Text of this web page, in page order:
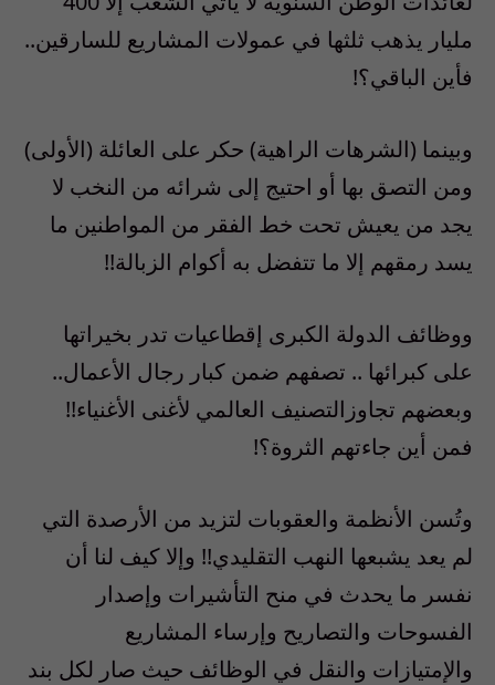
مليار يذهب ثلثها في عمولات المشاريع للسارقين..
فأين الباقي؟!
وبينما (الشرهات الراهية) حكر على العائلة (الأولى)
ومن التصق بها أو احتيج إلى شرائه من النخب لا
يجد من يعيش تحت خط الفقر من المواطنين ما
يسد رمقهم إلا ما تتفضل به أكوام الزبالة!!
ووظائف الدولة الكبرى إقطاعيات تدر بخيراتها
على كبرائها .. تصفهم ضمن كبار رجال الأعمال..
وبعضهم تجاوزالتصنيف العالمي لأغنى الأغنياء!!
فمن أين جاءتهم الثروة؟!
وتُسن الأنظمة والعقوبات لتزيد من الأرصدة التي
لم يعد يشبعها النهب التقليدي!! وإلا كيف لنا أن
نفسر ما يحدث في منح التأشيرات وإصدار
الفسوحات والتصاريح وإرساء المشاريع
والإمتيازات والنقل في الوظائف حيث صار لكل بند